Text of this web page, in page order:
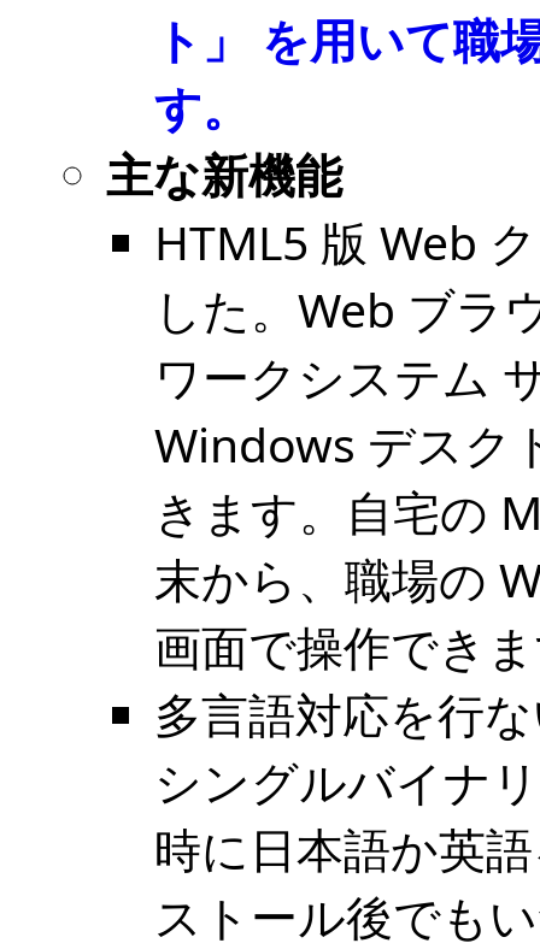
ト」 を用いて職
す。
主な新機能
HTML5 版 Web
した。Web ブラ
ワークシステム
Windows デスク
きます。自宅の
末から、職場の
画面で操作でき
多言語対応を行
シングルバイナ
時に日本語か英
ストール後でも